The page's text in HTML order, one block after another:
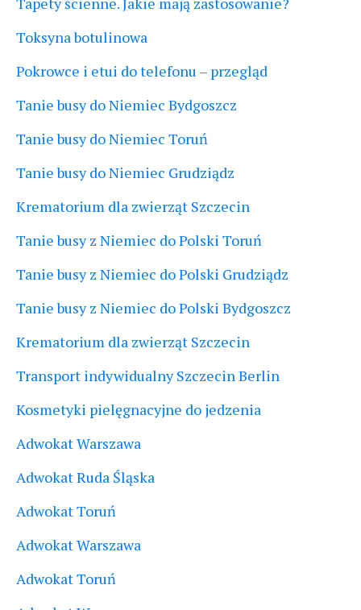
Toksyna botulinowa
Pokrowce i etui do telefonu – przegląd
Tanie busy do Niemiec Bydgoszcz
Tanie busy do Niemiec Toruń
Tanie busy do Niemiec Grudziądz
Krematorium dla zwierząt Szczecin
Tanie busy z Niemiec do Polski Toruń
Tanie busy z Niemiec do Polski Grudziądz
Tanie busy z Niemiec do Polski Bydgoszcz
Krematorium dla zwierząt Szczecin
Transport indywidualny Szczecin Berlin
Kosmetyki pielęgnacyjne do jedzenia
Adwokat Warszawa
Adwokat Ruda Śląska
Adwokat Toruń
Adwokat Warszawa
Adwokat Toruń